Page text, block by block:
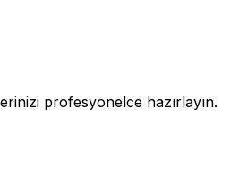
profesyonelce hazırlayın.